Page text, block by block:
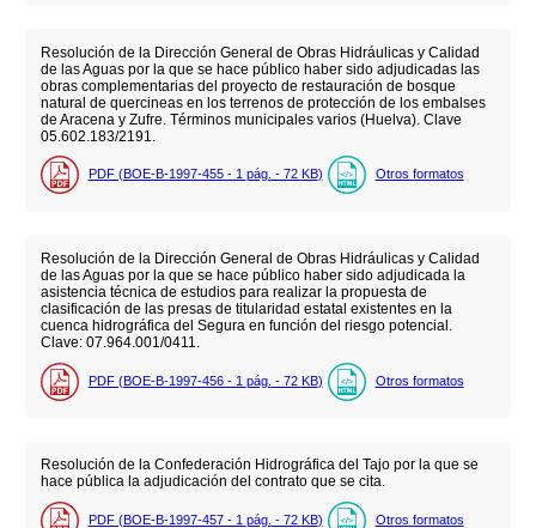
Resolución de la Dirección General de Obras Hidráulicas y Calidad
de las Aguas por la que se hace público haber sido adjudicadas las
obras complementarias del proyecto de restauración de bosque
natural de quercineas en los terrenos de protección de los embalses
de Aracena y Zufre. Términos municipales varios (Huelva). Clave
05.602.183/2191.
PDF (BOE-B-1997-455 - 1 pág. - 72 KB) Otros formatos
Resolución de la Dirección General de Obras Hidráulicas y Calidad
de las Aguas por la que se hace público haber sido adjudicada la
asistencia técnica de estudios para realizar la propuesta de
clasificación de las presas de titularidad estatal existentes en la
cuenca hidrográfica del Segura en función del riesgo potencial.
Clave: 07.964.001/0411.
PDF (BOE-B-1997-456 - 1 pág. - 72 KB) Otros formatos
Resolución de la Confederación Hidrográfica del Tajo por la que se
hace pública la adjudicación del contrato que se cita.
PDF (BOE-B-1997-457 - 1 pág. - 72 KB) Otros formatos